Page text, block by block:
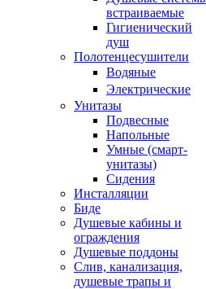
встраиваемые
Гигиенический
душ
Полотенцесушители
ㅤВодяные
ㅤЭлектрические
Унитазы
Подвесные
Напольные
Умные (смарт-
унитазы)
Сидения
Инсталляции
Биде
Душевые кабины и
ограждения
Душевые поддоны
Слив, канализация,
душевые трапы и